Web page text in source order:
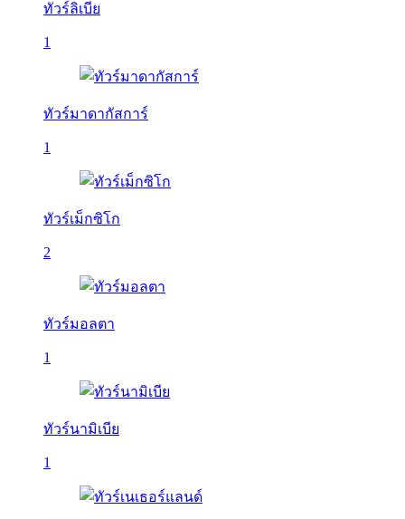
ทัวร์ลิเบีย
1
ทัวร์มาดากัสการ์
1
ทัวร์เม็กซิโก
2
ทัวร์มอลตา
1
ทัวร์นามิเบีย
1